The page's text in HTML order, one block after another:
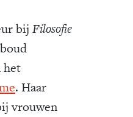
bij Filosofie
het
. Haar
vrouwen